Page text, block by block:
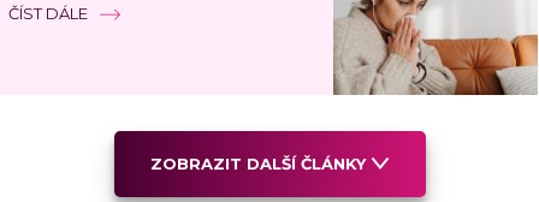
ČÍST DÁLE
ZOBRAZIT DALŠÍ ČLÁNKY